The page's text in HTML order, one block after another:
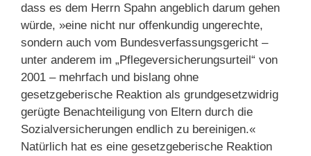
dass es dem Herrn Spahn angeblich darum gehen
würde, »eine nicht nur offenkundig ungerechte,
sondern auch vom Bundesverfassungsgericht –
unter anderem im „Pflegeversicherungsurteil“ von
2001 – mehrfach und bislang ohne
gesetzgeberische Reaktion als grundgesetzwidrig
gerügte Benachteiligung von Eltern durch die
Sozialversicherungen endlich zu bereinigen.«
Natürlich hat es eine gesetzgeberische Reaktion